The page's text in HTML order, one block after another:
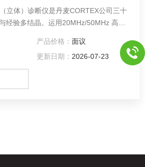
立体）诊断仪是丹麦CORTEX公司三十
经验多结晶。运用20MHz/50MHz 高频/
年龄、光老化、脂肪团、过敏状况等，
蛋白、弹性纤维等高密度物质的含量进
形、皮肤疾病诊断、化妆品研究等提供
产品价格： 面议
更新日期： 2026-07-23